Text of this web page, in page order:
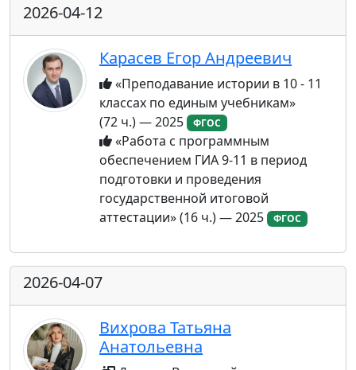
2026-04-12
Карасев Егор Андреевич
«Преподавание истории в 10 - 11
классах по единым учебникам»
(72 ч.) — 2025
ФГОС
«Работа с программным
обеспечением ГИА 9-11 в период
подготовки и проведения
государственной итоговой
аттестации» (16 ч.) — 2025
ФГОС
2026-04-07
Вихрова Татьяна
Анатольевна